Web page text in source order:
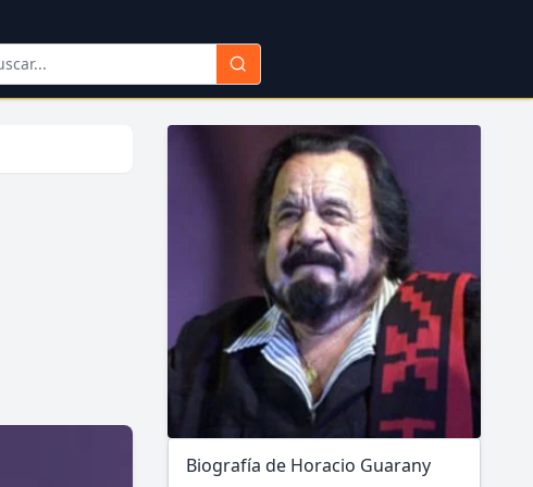
Biografía de Horacio Guarany